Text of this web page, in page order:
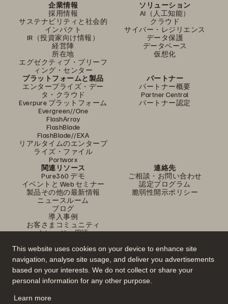
This website uses cookies on your device to enhance site
navigation, analyse site usage, and deliver you advertisements
based on your interests. We do not collect or share your
personal information for any other purpose.
Learn more
企業情報
採用情報
サステナビリティと社会的
インパクト
IR（投資家向け情報）
経営陣
所在地
エグゼクティブ・ブリーフ
ィング・センター
ソリューション
AI（人工知能）
クラウド
サイバー・レジリエンス
データ保護
データベース
仮想化
プラットフォームと製品
エンタープライズ・デー
タ・クラウド
Everpure プラットフォーム
Evergreen//One
FlashArray
FlashBlade
FlashBlade//EXA
リアルタイムのエンタープ
ライズ・ファイル
Portworx
パートナー
パートナー概要
Partner Central
パートナー認定
関連リソース
Pure360 デモ
イベントと Web セミナー
製品その他の最新情報
ニュースルーム
ブログ
導入事例
お客さまコミュニティ
ナレッジ・用語
連絡先
ご相談・お問い合わせ
認定プログラム
脆弱性開示ポリシー
公式 SNS
是非フォローをお願いします！